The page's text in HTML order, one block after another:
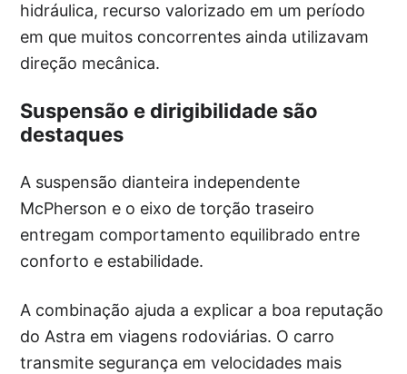
hidráulica, recurso valorizado em um período
em que muitos concorrentes ainda utilizavam
direção mecânica.
Suspensão e dirigibilidade são
destaques
A suspensão dianteira independente
McPherson e o eixo de torção traseiro
entregam comportamento equilibrado entre
conforto e estabilidade.
A combinação ajuda a explicar a boa reputação
do Astra em viagens rodoviárias. O carro
transmite segurança em velocidades mais